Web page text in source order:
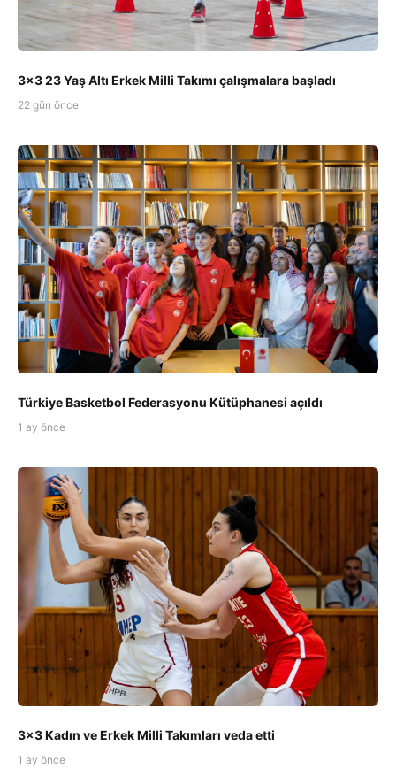
3x3 23 Yaş Altı Erkek Milli Takımı çalışmalara başladı
22 gün önce
Türkiye Basketbol Federasyonu Kütüphanesi açıldı
1 ay önce
3x3 Kadın ve Erkek Milli Takımları veda etti
1 ay önce